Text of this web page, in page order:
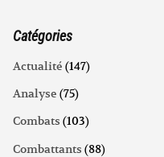
Catégories
Actualité (147)
Analyse (75)
Combats (103)
Combattants (88)